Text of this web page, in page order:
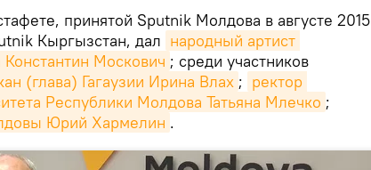
принятой Sputnik Молдова в августе 2015
Кыргызстан, дал народный артист
Москович ; среди участников
(глава) Гагаузии Ирина Влах ; ректор
Республики Молдова Татьяна Млечко ;
Юрий Хармелин .